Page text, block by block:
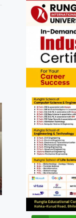
कंगना ने Gen Z
जनरेशन गटर,...
सुप्रीम कोर्ट का
कॉमेडियन्स...
रूंगटा
फेस्टिवल में